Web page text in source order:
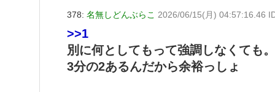
378: 名無しどんぶらこ 2026/06/15(月) 04:57:16.46
>>1
別に何としてもって強調しなくても。
3分の2あるんだから余裕っしょ